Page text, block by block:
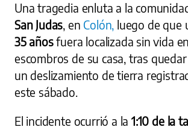
Una tragedia enluta a la
San Judas, en Colón, luego de que
35 añosfuera localizada sin vida
escombros de su casa, tras
un deslizamiento de tierra
este sábado.
El incidente ocurrió a la 1:10 de la